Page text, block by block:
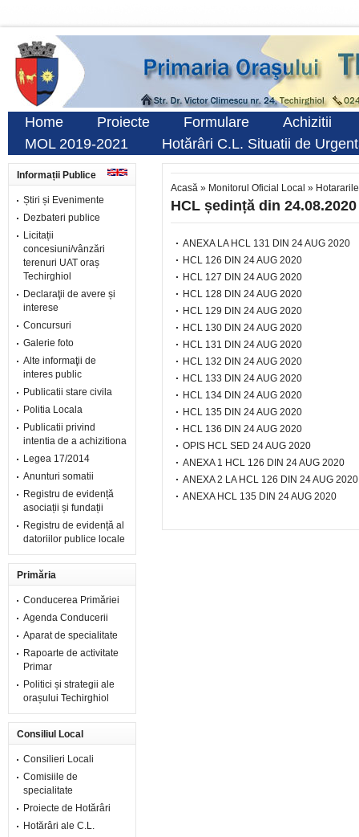
Home Proiecte Formulare
Achizitii
MOL 2019-2021
Hotărâri C.L. Situatii de
Informații Publice
Știri și Evenimente
Dezbateri publice
Licitații
concesiuni/vânzări
terenuri UAT oraș
Techirghiol
Declaraţii de avere și
interese
Concursuri
Galerie foto
Alte informaţii de
interes public
Publicatii stare civila
Politia Locala
Publicatii privind
intentia de a achizitiona
Legea 17/2014
Anunturi somatii
Registru de evidență
asociații și fundații
Registru de evidență al
datoriilor publice locale
Primăria
Conducerea Primăriei
Agenda Conducerii
Aparat de specialitate
Rapoarte de activitate
Primar
Politici și strategii ale
orașului Techirghiol
Consiliul Local
Consilieri Locali
Comisiile de
specialitate
Proiecte de Hotărâri
Hotărâri ale C.L.
Acasă » Monitorul Oficial Local »
HCL ședință din 24.08.2020
ANEXA LA HCL 131 DIN 24 AUG 2020
HCL 126 DIN 24 AUG 2020
HCL 127 DIN 24 AUG 2020
HCL 128 DIN 24 AUG 2020
HCL 129 DIN 24 AUG 2020
HCL 130 DIN 24 AUG 2020
HCL 131 DIN 24 AUG 2020
HCL 132 DIN 24 AUG 2020
HCL 133 DIN 24 AUG 2020
HCL 134 DIN 24 AUG 2020
HCL 135 DIN 24 AUG 2020
HCL 136 DIN 24 AUG 2020
OPIS HCL SED 24 AUG 2020
ANEXA 1 HCL 126 DIN 24 AUG 2020
ANEXA 2 LA HCL 126 DIN 24 AUG 2020
ANEXA HCL 135 DIN 24 AUG 2020